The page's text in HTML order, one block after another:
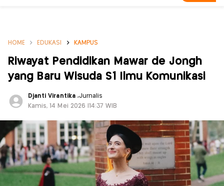
HOME EDUKASI KAMPUS
Riwayat Pendidikan Mawar de Jongh
yang Baru Wisuda S1 Ilmu Komunikasi
Djanti Virantika ,Jurnalis
Kamis, 14 Mei 2026 |14:37 WIB